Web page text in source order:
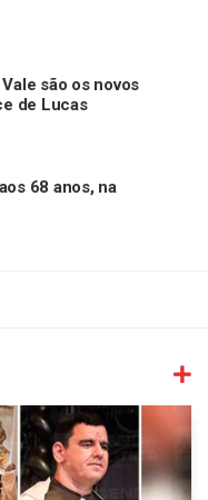
são os novos
de Lucas
68 anos, na